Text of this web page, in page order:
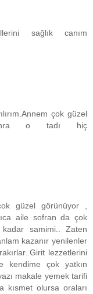
sağlık canım
çok güzel
sonra o tadı hiç
güzel görünüyor ,
aile sofran da çok
samimi.. Zaten
kazanır yenilenler
lezzetlerini
kendime çok yatkın
makale yemek tarifi
kısmet olursa oraları